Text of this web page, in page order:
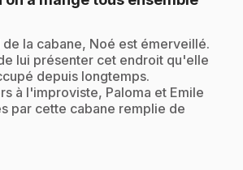
la cabane, Noé est émerveillé.
lui présenter cet endroit qu'elle
depuis longtemps.
à l'improviste, Paloma et Emile
par cette cabane remplie de